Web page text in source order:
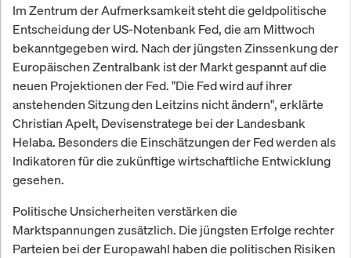
Im Zentrum der Aufmerksamkeit steht die geldpolitische
Entscheidung der US-Notenbank Fed, die am Mittwoch
bekanntgegeben wird. Nach der jüngsten Zinssenkung der
Europäischen Zentralbank ist der Markt gespannt auf die
neuen Projektionen der Fed. "Die Fed wird auf ihrer
anstehenden Sitzung den Leitzins nicht ändern", erklärte
Christian Apelt, Devisenstratege bei der Landesbank
Helaba. Besonders die Einschätzungen der Fed werden als
Indikatoren für die zukünftige wirtschaftliche Entwicklung
gesehen.
Politische Unsicherheiten verstärken die
Marktspannungen zusätzlich. Die jüngsten Erfolge rechter
Parteien bei der Europawahl haben die politischen Risiken